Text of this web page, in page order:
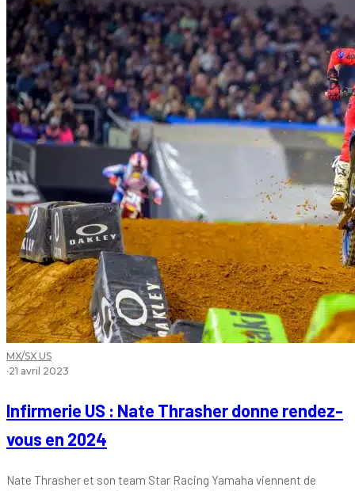
MX/SX US
·21 avril 2023
Infirmerie US : Nate Thrasher donne rendez-
vous en 2024
Nate Thrasher et son team Star Racing Yamaha viennent de